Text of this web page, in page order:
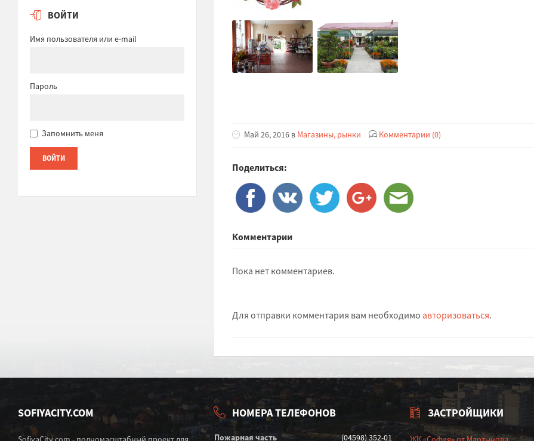
Май 26, 2016 в Магазины, рынки Комментарии (0)
Поделиться:
Комментарии
Пока нет комментариев.
Для отправки комментария вам необходимо авторизоваться.
ВОЙТИ
Имя пользователя или e-mail
Пароль
Запомнить меня
SOFIYACITY.COM НОМЕРА ТЕЛЕФОНОВ
Пожарная часть (04598) 352-01
ЗАСТРОЙЩИКИ